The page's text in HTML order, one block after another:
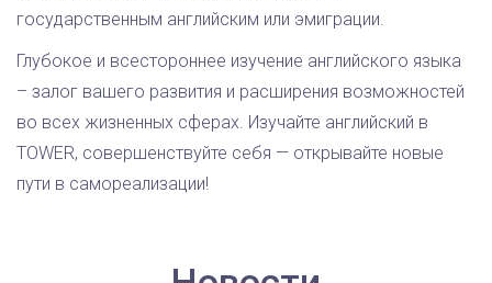
государственным английским или эмиграции.
Глубокое и всестороннее изучение английского языка
– залог вашего развития и расширения возможностей
во всех жизненных сферах. Изучайте английский в
TOWER, совершенствуйте себя — открывайте новые
пути в самореализации!